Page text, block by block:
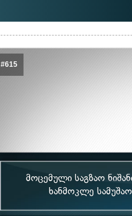
#615
მოცემული საგზაო
ხანმოკლე